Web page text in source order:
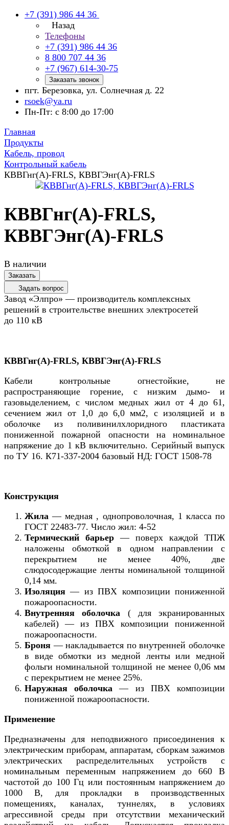
+7 (391) 986 44 36
Назад
Телефоны
+7 (391) 986 44 36
8 800 707 44 36
+7 (967) 614-30-75
Заказать звонок
пгт. Березовка, ул. Солнечная д. 22
rsoek@ya.ru
Пн-Пт: с 8:00 до 17:00
Главная
Продукты
Кабель, провод
Контрольный кабель
КВВГнг(А)-FRLS, КВВГЭнг(А)-FRLS
КВВГнг(А)-FRLS,
КВВГЭнг(А)-FRLS
В наличии
Заказать
Задать вопрос
Завод «Элпро» — производитель комплексных
решений в строительстве внешних электросетей
до 110 кВ
КВВГнг(А)-FRLS, КВВГЭнг(А)-FRLS
Кабели контрольные огнестойкие, не
распространяющие горение, с низким дымо- и
газовыделением, с числом медных жил от 4 до 61,
сечением жил от 1,0 до 6,0 мм2, с изоляцией и в
оболочке из поливинилхлоридного пластиката
пониженной пожарной опасности на номинальное
напряжение до 1 кВ включительно. Серийный выпуск
по ТУ 16. К71-337-2004 базовый НД: ГОСТ 1508-78
Конструкция
Жила — медная , однопроволочная, 1 класса по
ГОСТ 22483-77. Число жил: 4-52
Термический барьер — поверх каждой ТПЖ
наложены обмоткой в одном направлении с
перекрытием не менее 40%, две
слюдосодержащие ленты номинальной толщиной
0,14 мм.
Изоляция — из ПВХ композиции пониженной
пожароопасности.
Внутренняя оболочка ( для экранированных
кабелей) — из ПВХ композиции пониженной
пожароопасности.
Броня — накладывается по внутренней оболочке
в виде обмотки из медной ленты или медной
фольги номинальной толщиной не менее 0,06 мм
с перекрытием не менее 25%.
Наружная оболочка — из ПВХ композиции
пониженной пожароопасности.
Применение
Предназначены для неподвижного присоединения к
электрическим приборам, аппаратам, сборкам зажимов
электрических распределительных устройств с
номинальным переменным напряжением до 660 В
частотой до 100 Гц или постоянным напряжением до
1000 В, для прокладки в производственных
помещениях, каналах, туннелях, в условиях
агрессивной среды при отсутствии механический